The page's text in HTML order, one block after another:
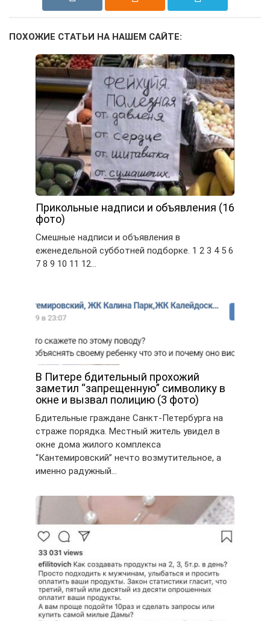
ПОХОЖИЕ СТАТЬИ НА НАШЕМ САЙТЕ:
Прикольные надписи и объявления (16
фото)
Смешные надписи и объявления в
еженедельной субботней подборке. 1 2 3 4 5 6
7 8 9 10 11 12…
В Питере бдительный прохожий
заметил “запрещенную” символику в
окне и вызвал полицию (3 фото)
Бдительные граждане Санкт-Петербурга на
страже порядка. Местный житель увидел в
окне дома жилого комплекса
“Кантемировский” нечто возмутительное, а
именно радужный…